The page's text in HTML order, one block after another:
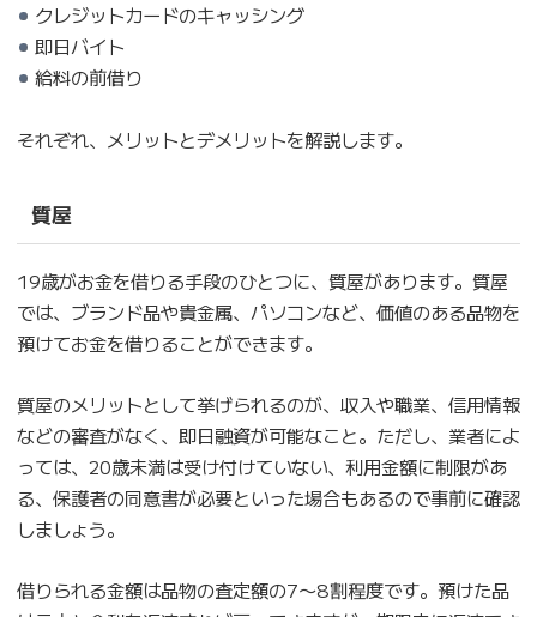
クレジットカードのキャッシング
即日バイト
給料の前借り
それぞれ、メリットとデメリットを解説します。
質屋
19歳がお金を借りる手段のひとつに、質屋があります。質屋
では、ブランド品や貴金属、パソコンなど、価値のある品物を
預けてお金を借りることができます。
質屋のメリットとして挙げられるのが、収入や職業、信用情報
などの審査がなく、即日融資が可能なこと。ただし、業者によ
っては、20歳未満は受け付けていない、利用金額に制限があ
る、保護者の同意書が必要といった場合もあるので事前に確認
しましょう。
借りられる金額は品物の査定額の7〜8割程度です。預けた品